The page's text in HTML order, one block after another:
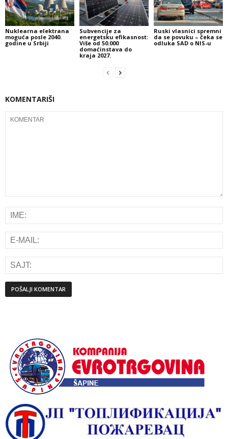
Nuklearna elektrana
moguća posle 2040.
godine u Srbiji
Subvencije za
energetsku efikasnost:
Više od 50.000
domaćinstava do
kraja 2027.
Ruski vlasnici spremni
da se povuku – čeka se
odluka SAD o NIS-u
KOMENTARIŠI